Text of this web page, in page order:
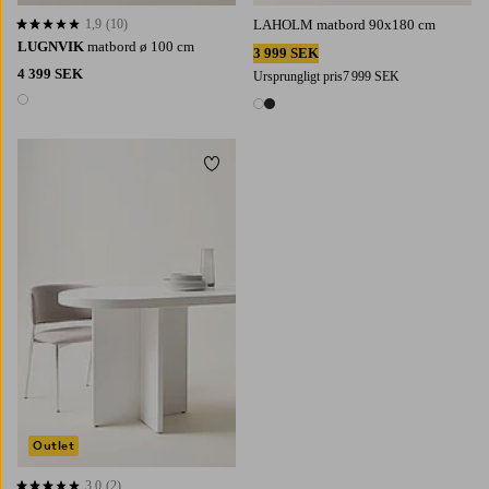
LUGNVIK matbord ø 100 cm
4 399 SEK
1 färg
1,9 baserat på 10 st betyg
1,9 (10)
LAHOLM matbord 90x180 cm
3 999 SEK
Ursprungligt pris7 999 SEK
2 färger
Outlet
Lägg till i favoriter